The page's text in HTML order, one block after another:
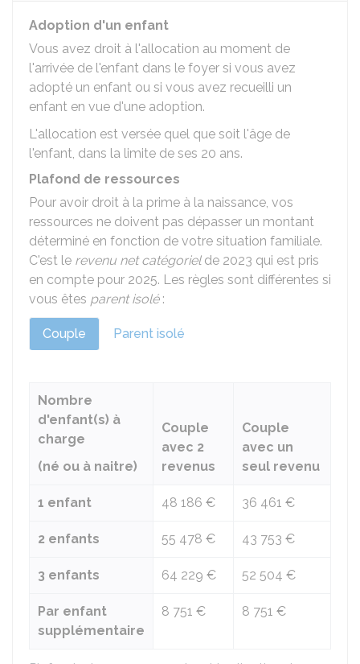
Adoption d'un enfant
Vous avez droit à l'allocation au moment de
l'arrivée de l'enfant dans le foyer si vous avez
adopté un enfant ou si vous avez recueilli un
enfant en vue d'une adoption.
L'allocation est versée quel que soit l'âge de
l'enfant, dans la limite de ses 20 ans.
Plafond de ressources
Pour avoir droit à la prime à la naissance, vos
ressources ne doivent pas dépasser un montant
déterminé en fonction de votre situation familiale.
C'est le revenu net catégorielde 2023 qui est pris
en compte pour 2025. Les règles sont différentes si
vous êtes parent isolé:
Couple Parent isolé
Nombre
d'enfant(s) à
charge
(né ou à naitre)
Couple
avec 2
revenus
Couple
avec un
seul revenu
1 enfant 48 186 € 36 461 €
2 enfants 55 478 € 43 753 €
3 enfants 64 229 € 52 504 €
Par enfant
supplémentaire
8 751 € 8 751 €